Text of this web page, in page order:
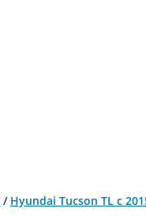
/ Hyundai Tucson TL с